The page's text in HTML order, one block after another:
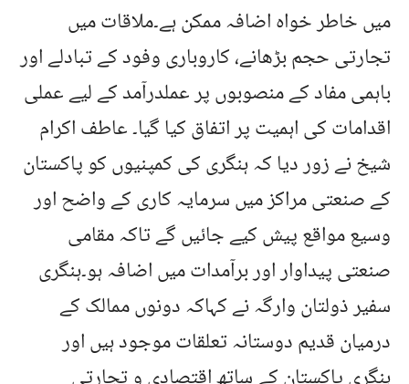
میں خاطر خواہ اضافہ ممکن ہے۔ملاقات میں
تجارتی حجم بڑھانے، کاروباری وفود کے تبادلے اور
باہمی مفاد کے منصوبوں پر عملدرآمد کے لیے عملی
اقدامات کی اہمیت پر اتفاق کیا گیا۔ عاطف اکرام
شیخ نے زور دیا کہ ہنگری کی کمپنیوں کو پاکستان
کے صنعتی مراکز میں سرمایہ کاری کے واضح اور
وسیع مواقع پیش کیے جائیں گے تاکہ مقامی
صنعتی پیداوار اور برآمدات میں اضافہ ہو۔ہنگری
سفیر ذولتان وارگہ نے کہاکہ دونوں ممالک کے
درمیان قدیم دوستانہ تعلقات موجود ہیں اور